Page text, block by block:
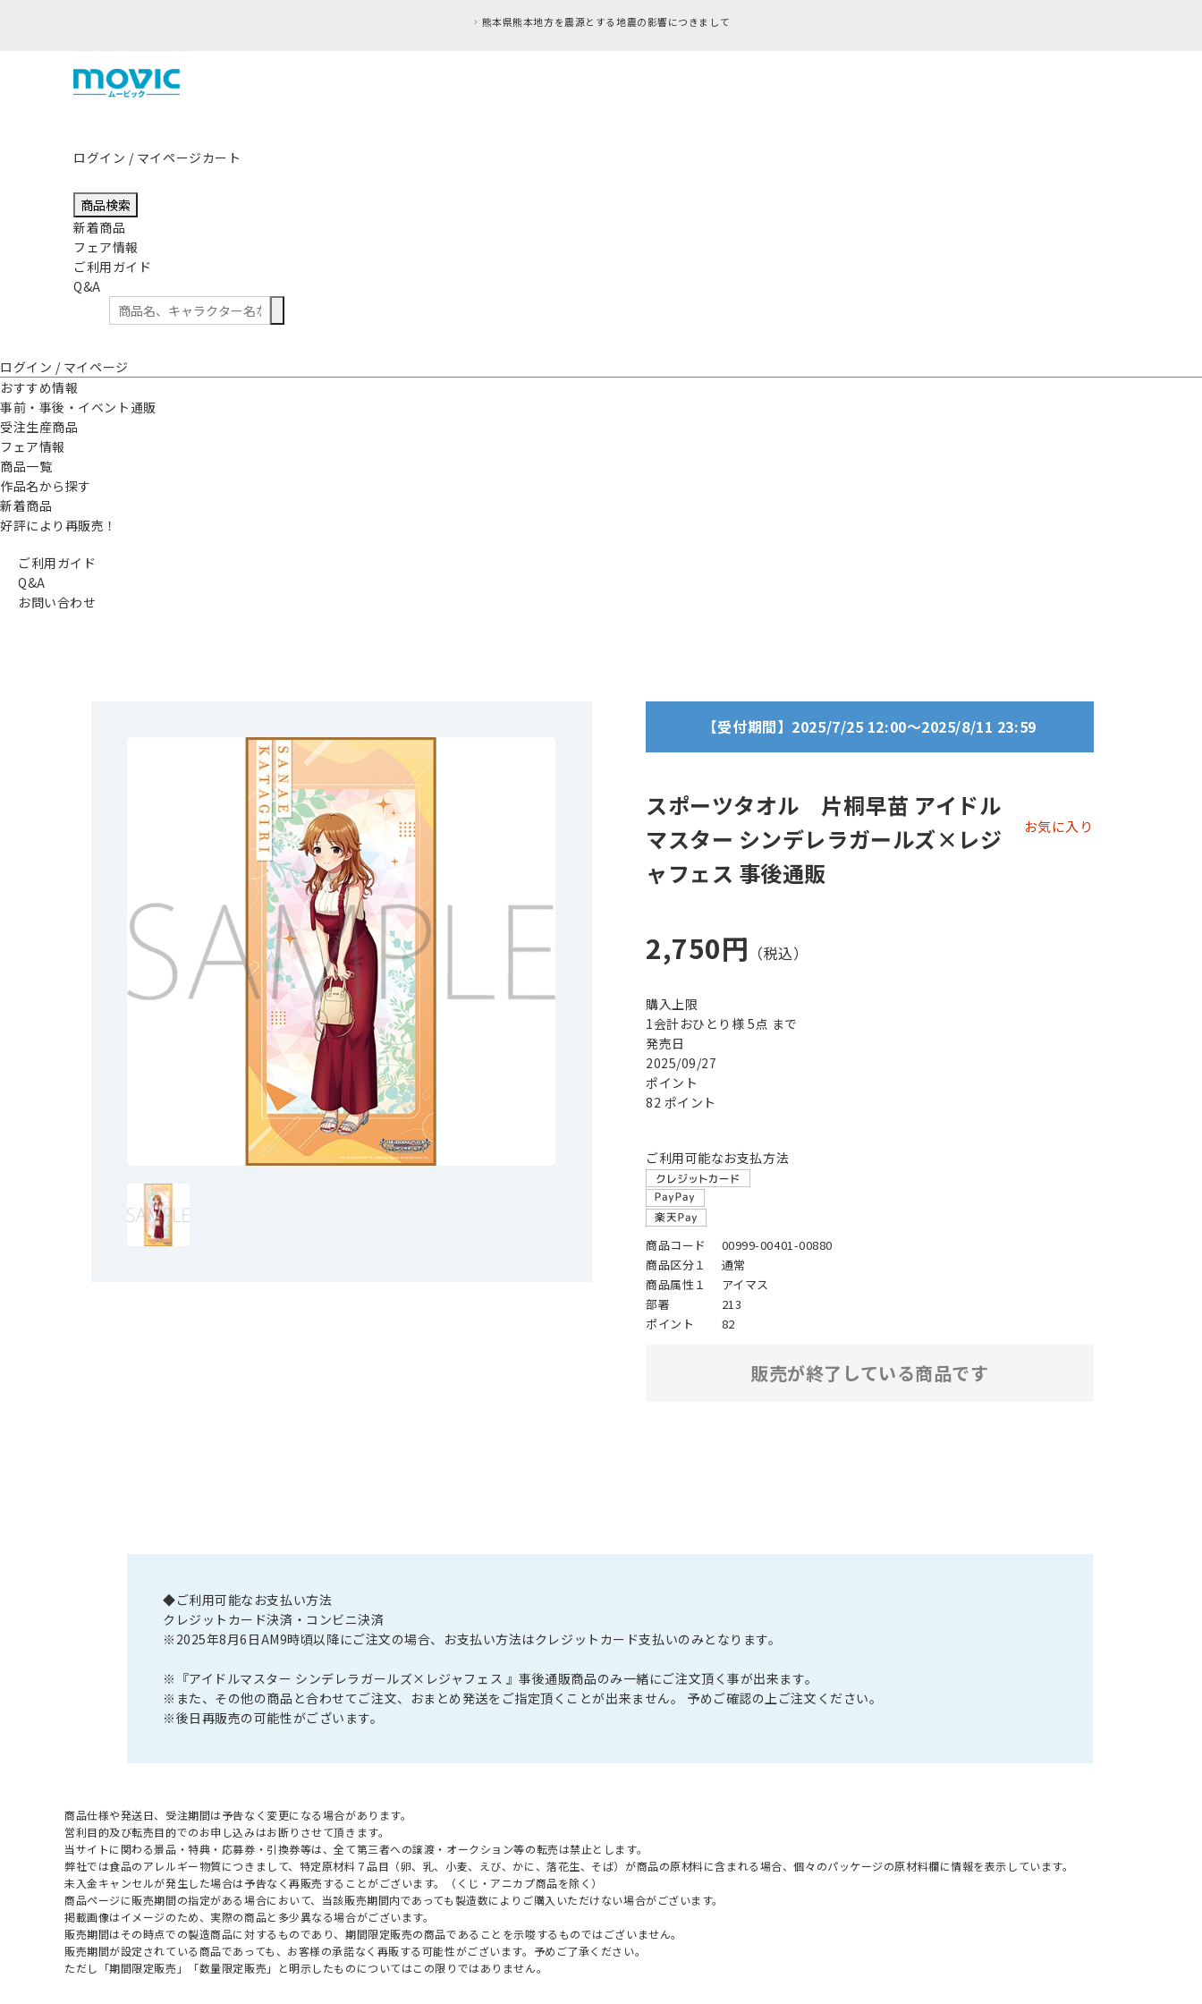
熊本県熊本地方を震源とする地震の影響につきまして
ログイン / マイページカート
商品検索
新着商品
フェア情報
ご利用ガイド
Q&A
ログイン / マイページ
おすすめ情報
事前・事後・イベント通販
受注生産商品
フェア情報
商品一覧
作品名から探す
新着商品
好評により再販売！
ご利用ガイド
Q&A
お問い合わせ
【受付期間】2025/7/25 12:00～2025/8/11 23:59
スポーツタオル 片桐早苗 アイドル
マスター シンデレラガールズ×レジ
ャフェス 事後通販
お気に入り
2,750円
購入上限
1会計おひとり様 5点 まで
発売日
2025/09/27
ポイント
82 ポイント
ご利用可能なお支払方法
商品コード
00999-00401-00880
商品区分１
通常
商品属性１
アイマス
部署
213
ポイント
82
販売が終了している商品です
◆ご利用可能なお支払い方法
クレジットカード決済・コンビニ決済
※2025年8月6日AM9時頃以降にご注文の場合、お支払い方法はクレジットカード支払いのみとなります。
※『アイドルマスター シンデレラガールズ×レジャフェス 』事後通販商品のみ一緒にご注文頂く事が出来ます。
※また、その他の商品と合わせてご注文、おまとめ発送をご指定頂くことが出来ません。 予めご確認の上ご注文ください。
※後日再販売の可能性がございます。
商品仕様や発送日、受注期間は予告なく変更になる場合があります。
営利目的及び転売目的でのお申し込みはお断りさせて頂きます。
当サイトに関わる景品・特典・応募券・引換券等は、全て第三者への譲渡・オークション等の転売は禁止とします。
弊社では食品のアレルギー物質につきまして、特定原材料７品目（卵、乳、小麦、えび、かに、落花生、そば）が商品の原材料に含まれる場合、個々のパッケージの原材料欄に情報を表示しています。
未入金キャンセルが発生した場合は予告なく再販売することがございます。（くじ・アニカプ商品を除く）
商品ページに販売期間の指定がある場合において、当該販売期間内であっても製造数によりご購入いただけない場合がございます。
掲載画像はイメージのため、実際の商品と多少異なる場合がございます。
販売期間はその時点での製造商品に対するものであり、期間限定販売の商品であることを示唆するものではございません。
販売期間が設定されている商品であっても、お客様の承諾なく再販する可能性がございます。予めご了承ください。
ただし「期間限定販売」「数量限定販売」と明示したものについてはこの限りではありません。